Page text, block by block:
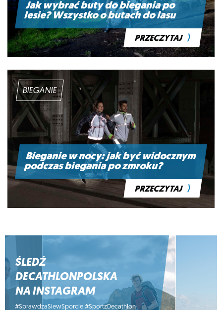
Jak wybrać buty do biegania po
lesie? Wszystko o butach do lasu
PRZECZYTAJ ⟩
BIEGANIE
Bieganie w nocy: jak być widocznym
podczas biegania po zmroku?
PRZECZYTAJ ⟩
ŚLEDŹ
DECATHLONPOLSKA
NA INSTAGRAM
#SprawdzaSiewSporcie #SportzDecathlon